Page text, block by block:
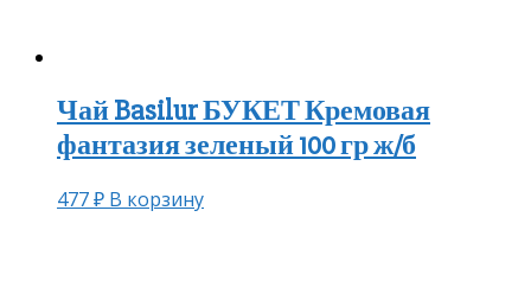
Чай Basilur БУКЕТ Кремовая
фантазия зеленый 100 гр ж/б
477₽ В корзину